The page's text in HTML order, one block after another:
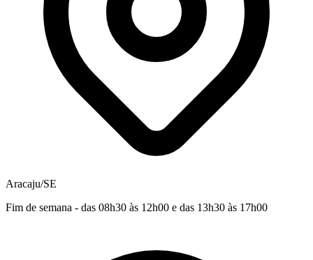
Aracaju/SE
Fim de semana - das 08h30 às 12h00 e das 13h30 às 17h00